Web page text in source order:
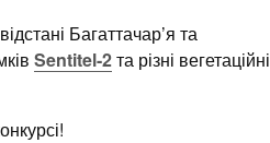
Багаттачар’я та
Sentitel-2та різні вегетаційні